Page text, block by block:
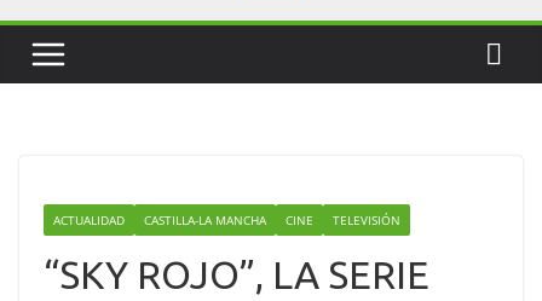
ACTUALIDAD CASTILLA-LA MANCHA CINE TELEVISIÓN
“SKY ROJO”, LA SERIE